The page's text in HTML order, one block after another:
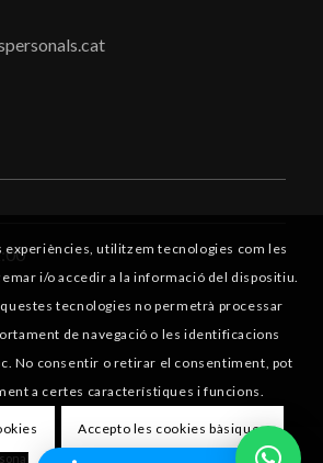
- www.boscdigital.cat
utilitzem tecnologies com les
i/o accedir a la informació del dispositiu.
tecnologies no permetrà processar
de navegació o les identificacions
No consentir o retirar el consentiment, pot
a certes característiques i funcions.
Accepto les cookies bàsiques